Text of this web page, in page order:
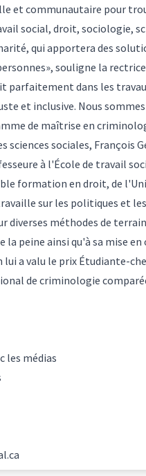
et communautaire pour
social, droit, sociologie,
qui apportera des
souligne la
parfaitement dans les
et inclusive. Nous
de maîtrise en
sciences sociales, François
à l'École de travail
formation en droit, de
sur les politiques et
diverses méthodes de
peine ainsi qu'à sa mise
a valu le prix Étudiante-
de criminologie
les médias